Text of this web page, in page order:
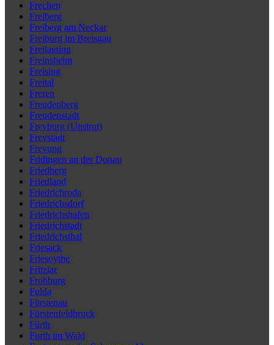
Frechen
Freiberg
Freiberg am Neckar
Freiburg im Breisgau
Freilassing
Freinsheim
Freising
Freital
Freren
Freudenberg
Freudenstadt
Freyburg (Unstrut)
Freystadt
Freyung
Fridingen an der Donau
Friedberg
Friedland
Friedrichroda
Friedrichsdorf
Friedrichshafen
Friedrichstadt
Friedrichsthal
Friesack
Friesoythe
Fritzlar
Frohburg
Fulda
Fürstenau
Fürstenfeldbruck
Fürth
Furth im Wald